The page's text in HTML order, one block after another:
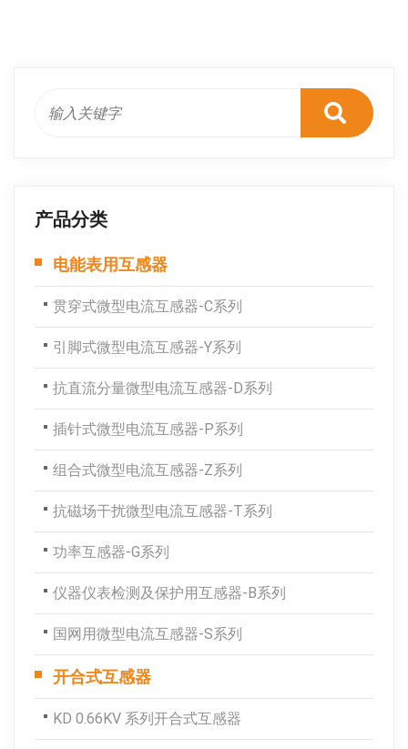
产品分类
电能表用互感器
贯穿式微型电流互感器-C系列
引脚式微型电流互感器-Y系列
抗直流分量微型电流互感器-D系列
插针式微型电流互感器-P系列
组合式微型电流互感器-Z系列
抗磁场干扰微型电流互感器-T系列
功率互感器-G系列
仪器仪表检测及保护用互感器-B系列
国网用微型电流互感器-S系列
开合式互感器
KD 0.66KV 系列开合式互感器